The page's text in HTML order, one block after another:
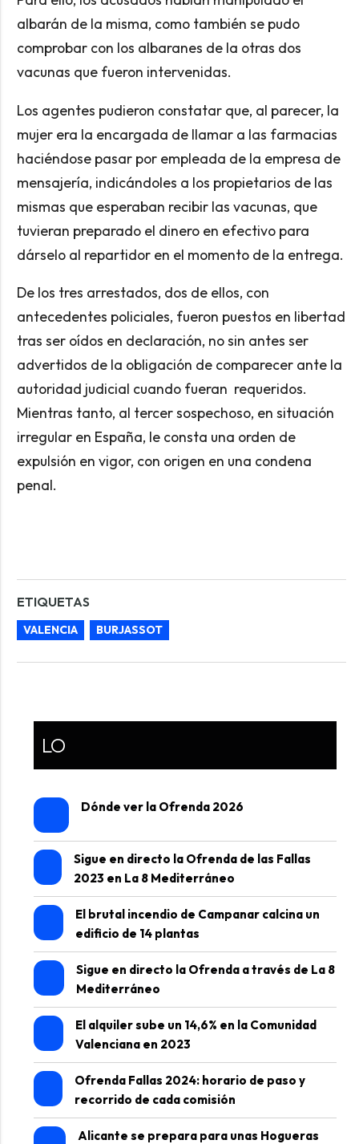
albarán de la misma, como también se pudo
comprobar con los albaranes de la otras dos
vacunas que fueron intervenidas.
Los agentes pudieron constatar que, al parecer, la
mujer era la encargada de llamar a las farmacias
haciéndose pasar por empleada de la empresa de
mensajería, indicándoles a los propietarios de las
mismas que esperaban recibir las vacunas, que
tuvieran preparado el dinero en efectivo para
dárselo al repartidor en el momento de la entrega.
De los tres arrestados, dos de ellos, con
antecedentes policiales, fueron puestos en libertad
tras ser oídos en declaración, no sin antes ser
advertidos de la obligación de comparecer ante la
autoridad judicial cuando fueran requeridos.
Mientras tanto, al tercer sospechoso, en situación
irregular en España, le consta una orden de
expulsión en vigor, con origen en una condena
penal.
ETIQUETAS
VALENCIA BURJASSOT
LO
Dónde ver la Ofrenda 2026
Sigue en directo la Ofrenda de las Fallas
2023 en La 8 Mediterráneo
El brutal incendio de Campanar calcina un
edificio de 14 plantas
Sigue en directo la Ofrenda a través de La 8
Mediterráneo
El alquiler sube un 14,6% en la Comunidad
Valenciana en 2023
Ofrenda Fallas 2024: horario de paso y
recorrido de cada comisión
Alicante se prepara para unas Hogueras